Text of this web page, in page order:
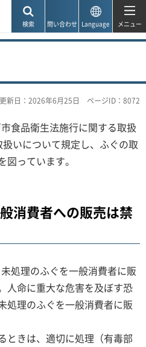
検索 問い合わせ Language メニュー
新日：2026年6月25日 ページID：8072
食品衛生法施行に関する取扱
いについて規定し、ふぐの取
っています。
消費者への販売は禁
処理のふぐを一般消費者に販
人命に重大な危害を及ぼす恐
処理のふぐを一般消費者に販
ときは、適切に処理（有毒部